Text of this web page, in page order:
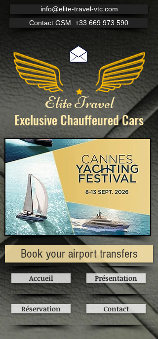
info@elite-travel-vtc.com
Contact GSM: +33 669 973 590
Elite Travel
Exclusive ChauffeuredCars
Book your airport transfers
Accueil
Réservation
Présentation
Contact